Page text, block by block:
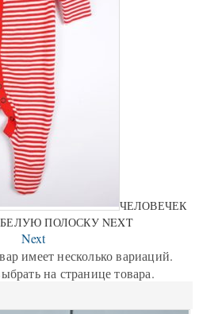
ЧЕЛОВЕЧЕК
ПОЛОСКУ NEXT
Next
имеет несколько вариаций.
на странице товара.